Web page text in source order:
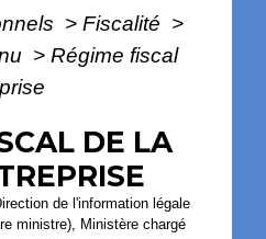
> Fiscalité >
> Régime fiscal
DE LA
de l'information légale
ministre), Ministère chargé